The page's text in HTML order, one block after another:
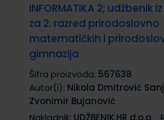
INFORMATIKA 2; udžbenik
za 2. razred prirodoslovno
matematičkih i
gimnazija
Šifra proizvoda: 567638
Autor(i): Nikola Dmitrović
Zvonimir Bujanović
Nakladnik: UDŽBENIK.HR d.o.o.